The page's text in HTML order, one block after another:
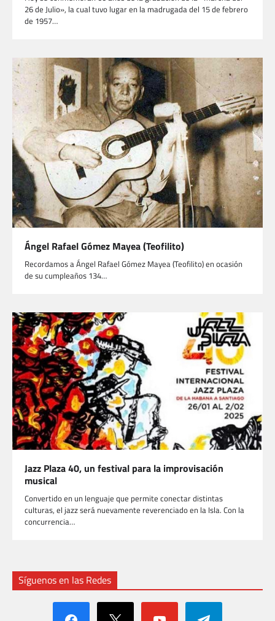
26 de Julio», la cual tuvo lugar en la madrugada del 15 de febrero
de 1957…
Ángel Rafael Gómez Mayea (Teofilito)
Recordamos a Ángel Rafael Gómez Mayea (Teofilito) en ocasión
de su cumpleaños 134…
Jazz Plaza 40, un festival para la improvisación
musical
Convertido en un lenguaje que permite conectar distintas
culturas, el jazz será nuevamente reverenciado en la Isla. Con la
concurrencia…
Síguenos en las Redes
facebook x youtube telegram